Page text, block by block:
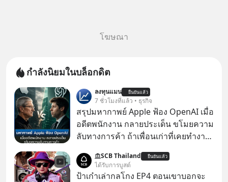
โฆษณา
กำลังนิยมในบล็อกดิต
ลงทุนแมน ยืนยันแล้ว
7 ชั่วโมงที่แล้ว • ธุรกิจ
สรุปมหากาพย์ Apple ฟ้อง OpenAI เมื่อ
อดีตพนักงาน กลายประเด็น ขโมยความ
ลับทางการค้า ถ้าเพื่อนเก่าที่เคยทำงาน
เก่าที่เขาเคยทำไว้ ตอนยังอยู่บริษัท
เดียวกัน
SCB Thailand ยืนยันแล้ว
ได้รับการบูสต์
ป้าเก๋าเล่ากลโกง EP4 ตอนเขาบอกจะ